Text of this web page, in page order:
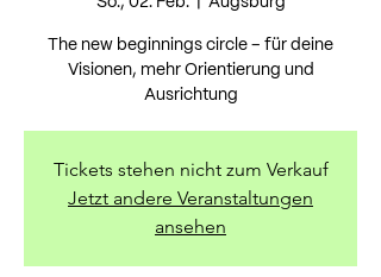
The new beginnings circle – für deine
Visionen, mehr Orientierung und
Ausrichtung
Tickets stehen nicht zum Verkauf
Jetzt andere Veranstaltungen
ansehen